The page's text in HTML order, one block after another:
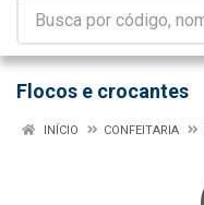
Flocos e crocantes
INÍCIO CONFEITARIA